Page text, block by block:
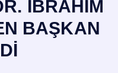
İBRAHİM
BAŞKAN